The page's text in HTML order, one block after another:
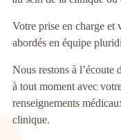
Votre prise en charge et
abordés en équipe
Nous restons à
à tout moment avec
renseignements
clinique.